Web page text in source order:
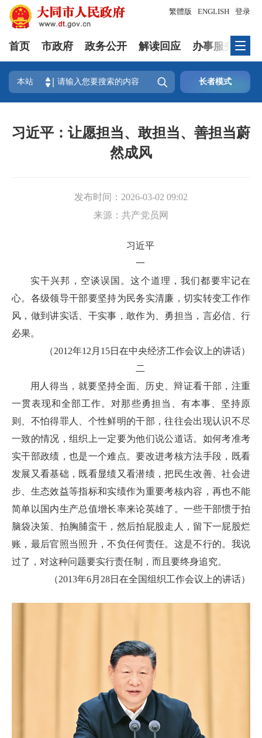
登录
繁體版 ENGLISH
首页 市政府 政务公开 解读回应 办事服务
本站  长者模式
习近平：让愿担当、敢担当、善担当蔚
然成风
发布时间： 2026-03-02 09:02
来源： 共产党员网
习近平
一
实干兴邦，空谈误国。这个道理，我们都要牢记在
心。各级领导干部要坚持为民务实清廉，切实转变工作作
风，做到讲实话、干实事，敢作为、勇担当，言必信、行
必果。
（2012年12月15日在中央经济工作会议上的讲话）
二
用人得当，就要坚持全面、历史、辩证看干部，注重
一贯表现和全部工作。对那些勇担当、有本事、坚持原
则、不怕得罪人、个性鲜明的干部，往往会出现认识不尽
一致的情况，组织上一定要为他们说公道话。如何考准考
实干部政绩，也是一个难点。要改进考核方法手段，既看
发展又看基础，既看显绩又看潜绩，把民生改善、社会进
步、生态效益等指标和实绩作为重要考核内容，再也不能
简单以国内生产总值增长率来论英雄了。一些干部惯于拍
脑袋决策、拍胸脯蛮干，然后拍屁股走人，留下一屁股烂
账，最后官照当照升，不负任何责任。这是不行的。我说
过了，对这种问题要实行责任制，而且要终身追究。
（2013年6月28日在全国组织工作会议上的讲话）